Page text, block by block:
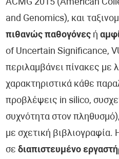
ACMG 2015 (American
and Genomics), και
πιθανώς παθογόνες ή
of Uncertain Significance,
περιλαμβάνει πίνακες με
χαρακτηριστικά κάθε
προβλέψεις in silico,
συχνότητα στον
με σχετική βιβλιογραφία.
σεδιαπιστευμένο